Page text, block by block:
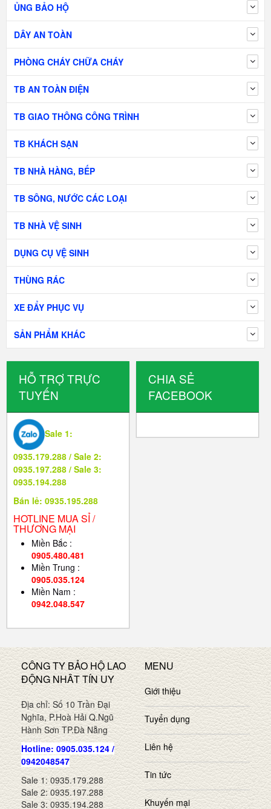
ỦNG BẢO HỘ
DÂY AN TOÀN
PHÒNG CHÁY CHỮA CHÁY
TB AN TOÀN ĐIỆN
TB GIAO THÔNG CÔNG TRÌNH
TB KHÁCH SẠN
TB NHÀ HÀNG, BẾP
TB SÔNG, NƯỚC CÁC LOẠI
TB NHÀ VỆ SINH
DỤNG CỤ VỆ SINH
THÙNG RÁC
XE ĐẨY PHỤC VỤ
SẢN PHẨM KHÁC
HỖ TRỢ TRỰC
TUYẾN
Sale 1:
0935.179.288 / Sale 2:
0935.197.288 / Sale 3:
0935.194.288
Bán lẻ: 0935.195.288
HOTLINE MUA SỈ /
THƯƠNG MẠI
Miền Bắc :
0905.480.481
Miền Trung :
0905.035.124
Miền Nam :
0942.048.547
CHIA SẺ
FACEBOOK
CÔNG TY BẢO HỘ LAO
ĐỘNG NHÂT TÍN UY
Địa chỉ: Số 10 Trần Đại
Nghĩa, P.Hoà Hải Q.Ngũ
Hành Sơn TP.Đà Nẵng
Hotline: 0905.035.124 /
0942048547
Sale 1: 0935.179.288
Sale 2: 0935.197.288
Sale 3: 0935.194.288
MENU
Giới thiệu
Tuyển dụng
Liên hệ
Tin tức
Khuyến mại